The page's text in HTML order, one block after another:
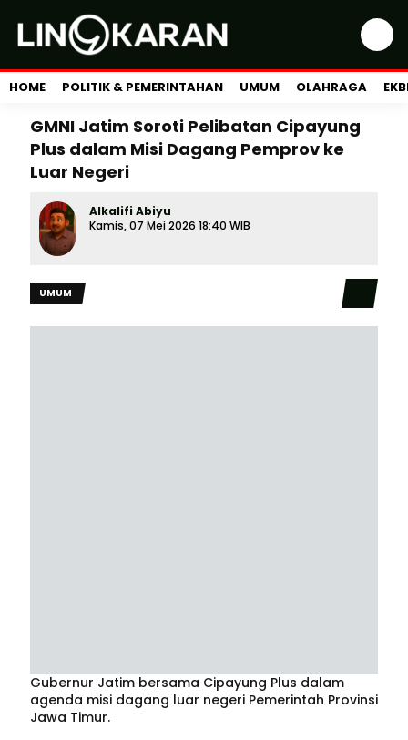
HOME POLITIK & PEMERINTAHAN UMUM OLAHRAGA
GMNI Jatim Soroti Pelibatan Cipayung
Plus dalam Misi Dagang Pemprov ke
Luar Negeri
Alkalifi Abiyu
Kamis, 07 Mei 2026 18:40 WIB
UMUM
Gubernur Jatim bersama Cipayung Plus dalam
agenda misi dagang luar negeri Pemerintah Provinsi
Jawa Timur.